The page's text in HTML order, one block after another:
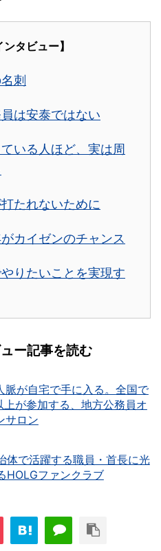
タビュー】
刺
は安泰ではない
いる人ほど、実は周
打たれないために
カイゼンのチャンス
りたいことを実現す
ー記事を読む
脈が自宅で手に入る。全国で
が参加する、地方公務員オ
サロン
体で活躍する職員・首長に光
HOLGファンクラブ